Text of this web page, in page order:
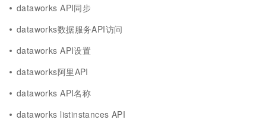
dataworks API同步
dataworks数据服务API访问
dataworks API设置
dataworks阿里API
dataworks API名称
dataworks listinstances API